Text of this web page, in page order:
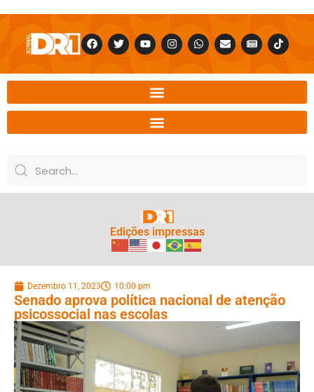
Edições impressas
Dezembro 11, 2023 10:00 pm
Senado aprova política nacional de atenção
psicossocial nas escolas